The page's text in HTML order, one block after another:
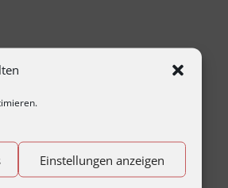
Einstellungen anzeigen